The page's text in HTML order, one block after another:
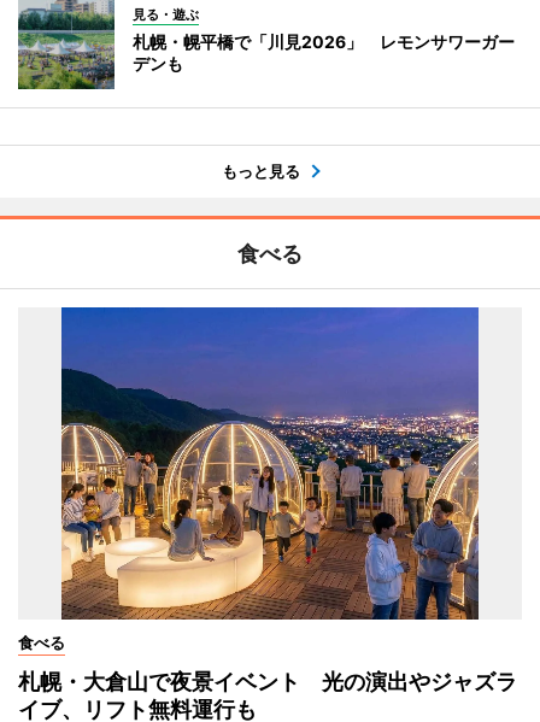
見る・遊ぶ
札幌・幌平橋で「川見2026」 レモンサワーガー
デンも
もっと見る
食べる
食べる
札幌・大倉山で夜景イベント 光の演出やジャズラ
イブ、リフト無料運行も